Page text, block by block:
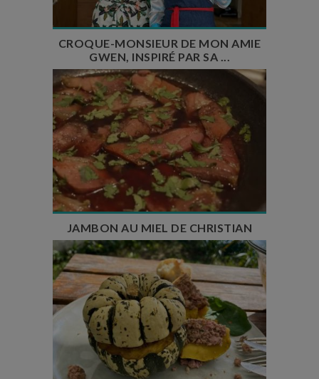
CROQUE-MONSIEUR DE MON AMIE
GWEN, INSPIRÉ PAR SA ...
Temps de préparation : 10 min
Temps de cuisson : 5 min
Nombre de couverts : 7
JAMBON AU MIEL DE CHRISTIAN
Temps de préparation : 35 min
Temps de cuisson : 1h
Nombre de couverts : 4